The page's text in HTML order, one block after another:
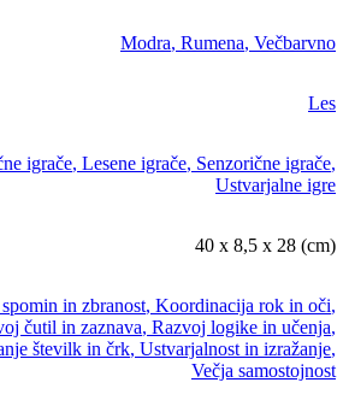
Modra, Rumena, Večbarvno
Les
igrače, Lesene igrače, Senzorične igrače,
Ustvarjalne igre
40 x 8,5 x 28 (cm)
in zbranost, Koordinacija rok in oči,
čutil in zaznava, Razvoj logike in učenja,
številk in črk, Ustvarjalnost in izražanje,
Večja samostojnost